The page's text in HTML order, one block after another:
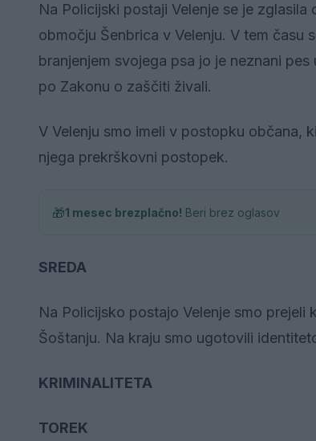
Na Policijski postaji Velenje se je
območju Šenbrica v Velenju. V tem času
branjenjem svojega psa jo je neznani
po Zakonu o zaščiti živali.
V Velenju smo imeli v postopku občana,
njega prekrškovni postopek.
🎁1 mesec brezplačno! Beri brez oglasov
SREDA
Na Policijsko postajo Velenje smo
Šoštanju. Na kraju smo ugotovili
KRIMINALITETA
TOREK